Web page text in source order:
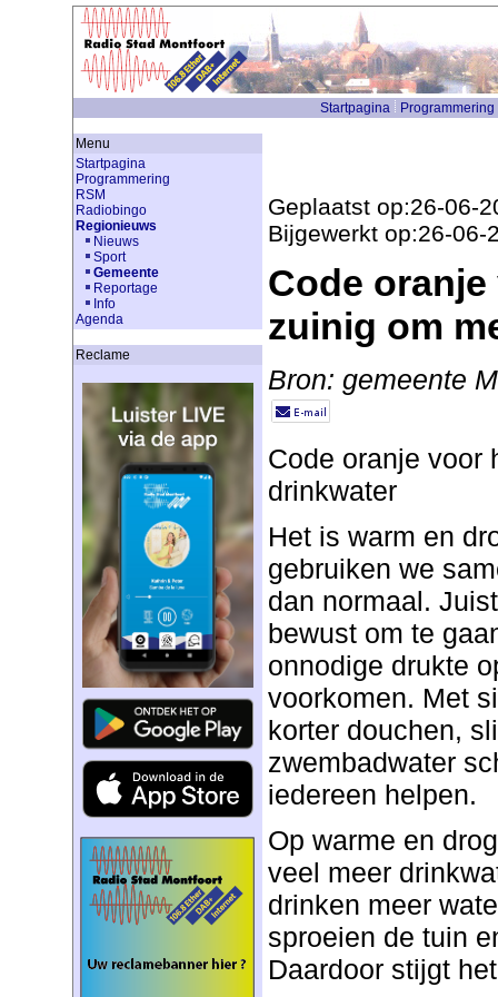
Startpagina Programmering
Menu
Startpagina
Programmering
RSM
Radiobingo
Regionieuws
Nieuws
Sport
Gemeente
Reportage
Info
Agenda
Reclame
Geplaatst op:26-06-
Bijgewerkt op:26-06-
Code
zuinig om
Bron: gemeente
Code oranje voor
drinkwater
Het is warm en
gebruiken we
dan normaal.
bewust om te
onnodige drukte
voorkomen. Met
korter douchen,
zwembadwater
iedereen helpen.
Op warme en
veel meer
drinken meer
sproeien de tuin
Daardoor stijgt